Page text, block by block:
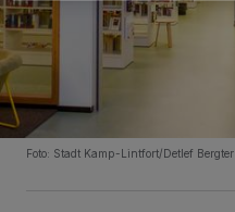
Foto: Stadt Kamp-Lintfort/Detlef Bergter